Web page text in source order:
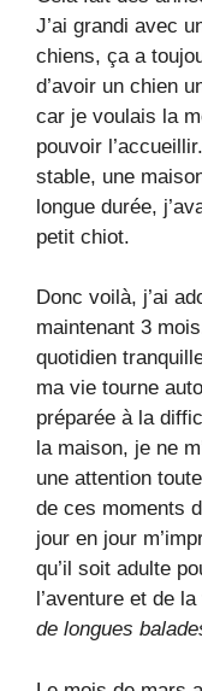
J’ai grandi avec
chiens, ça a
d’avoir un chien
car je voulais la
pouvoir
stable, une
longue durée,
petit chiot.
Donc voilà, j’ai
maintenant 3
quotidien
ma vie tourne
préparée à la
la maison, je ne
une attention
de ces moments
jour en jour
qu’il soit adulte
l’aventure et de
de longues